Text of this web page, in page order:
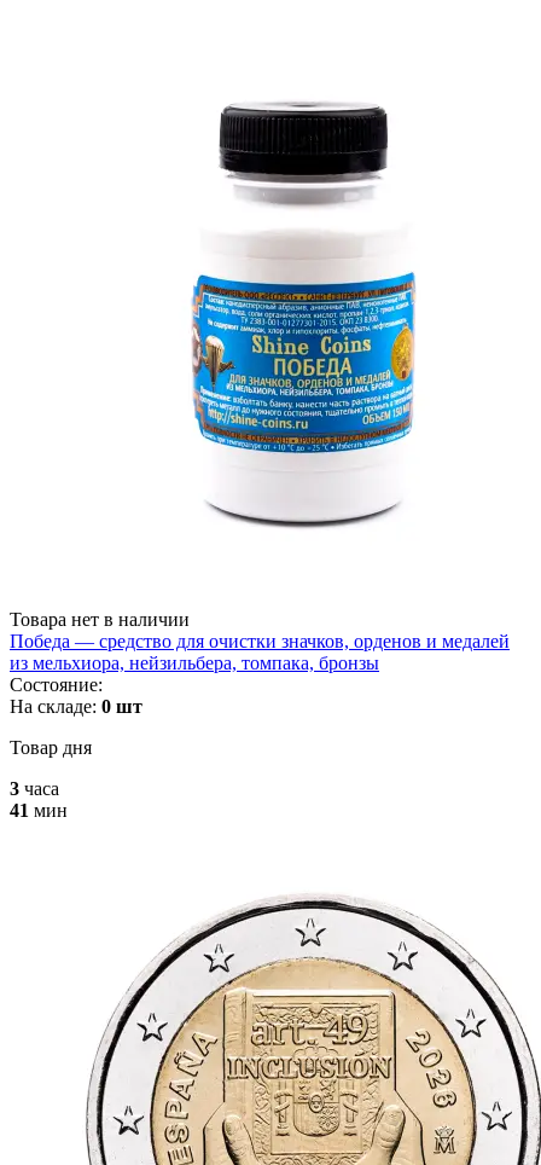
Товара нет в наличии
Победа — средство для очистки значков, орденов и медалей
из мельхиора, нейзильбера, томпака, бронзы
Состояние:
На складе: 0 шт
Товар дня
3 часа
41 мин